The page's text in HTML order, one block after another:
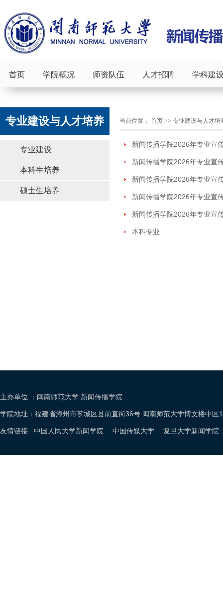
首页 学院概况 师资队伍 人才招聘 学科建
专业建设与人才培养
专业建设
本科生培养
硕士生培养
当前位置： 首页 >> 专业建设与人才培
新闻传播学院2026年专业宣
新闻传播学院2026年专业宣
新闻传播学院2026年专业宣
新闻传播学院2026年专业宣
新闻传播学院2026年专业宣
本科专业
主办单位 ：闽南师范大学 新闻传播学院
学院地址：福建省漳州市芗城区县前直街36号 闽南师范大学博文楼中
友情链接 : 中国人民大学新闻学院 中国传媒大学 复旦大学新闻学院